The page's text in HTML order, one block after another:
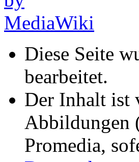
Diese Seite
bearbeitet.
Der Inhalt ist
Abbildungen
Promedia,